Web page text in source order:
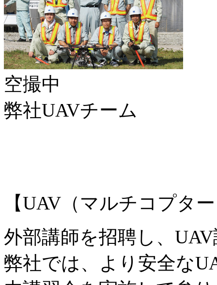
空撮中
弊社UAVチーム
【UAV（マルチコプタ
外部講師を招聘し、
弊社では、より安全な